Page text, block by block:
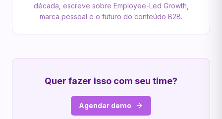
década, escreve sobre Employee-Led Growth,
marca pessoal e o futuro do conteúdo B2B.
Quer fazer isso com seu time?
Agendar demo